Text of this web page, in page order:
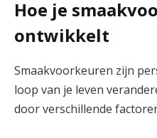
Hoe je
ontwikkelt
Smaakvoorkeuren zijn
loop van je leven
door verschillende